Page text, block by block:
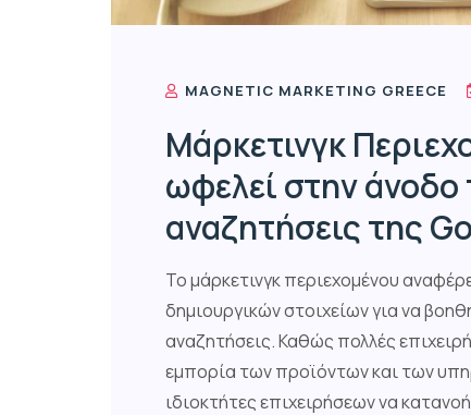
MAGNETIC MARKETING GREECE
Μάρκετινγκ
ωφελεί στην άνοδο
αναζητήσεις της
Το μάρκετινγκ περιεχομένου
δημιουργικών στοιχείων για να
αναζητήσεις. Καθώς πολλές
εμπορία των προϊόντων και των
ιδιοκτήτες επιχειρήσεων να